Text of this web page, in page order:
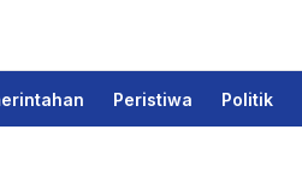
Peristiwa Politik